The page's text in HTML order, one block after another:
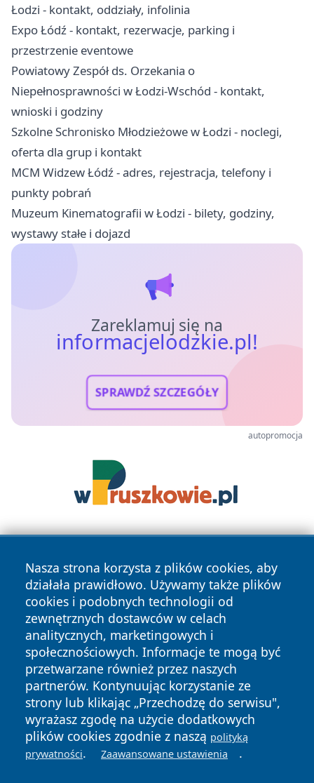
Łodzi - kontakt, oddziały, infolinia
Expo Łódź - kontakt, rezerwacje, parking i
przestrzenie eventowe
Powiatowy Zespół ds. Orzekania o
Niepełnosprawności w Łodzi-Wschód - kontakt,
wnioski i godziny
Szkolne Schronisko Młodzieżowe w Łodzi - noclegi,
oferta dla grup i kontakt
MCM Widzew Łódź - adres, rejestracja, telefony i
punkty pobrań
Muzeum Kinematografii w Łodzi - bilety, godziny,
wystawy stałe i dojazd
Zareklamuj się na
informacjelodzkie.pl!
SPRAWDŹ SZCZEGÓŁY
autopromocja
Nasza strona korzysta z plików cookies, aby
działała prawidłowo. Używamy także plików
cookies i podobnych technologii od
zewnętrznych dostawców w celach
analitycznych, marketingowych i
społecznościowych. Informacje te mogą być
przetwarzane również przez naszych
partnerów. Kontynuując korzystanie ze
strony lub klikając „Przechodzę do serwisu",
wyrażasz zgodę na użycie dodatkowych
plików cookies zgodnie z naszą polityką
prywatności. Zaawansowane ustawienia .
Copyright © 2026 informacjelodzkie.pl Wszystkie prawa
zastrzeżone.
News Autorzy
Polityka
Prywatności
Polityka
Cookies